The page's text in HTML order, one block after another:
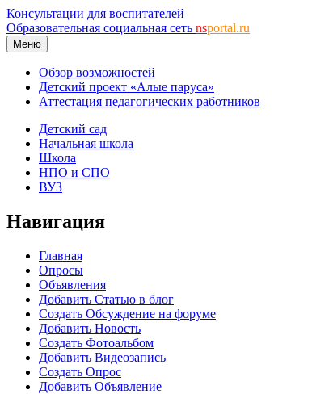
Консультации для воспитателей
Образовательная социальная сеть nsportal.ru
Меню
Обзор возможностей
Детский проект «Алые паруса»
Аттестация педагогических работников
Детский сад
Начальная школа
Школа
НПО и СПО
ВУЗ
Навигация
Главная
Опросы
Объявления
Добавить Статью в блог
Создать Обсуждение на форуме
Добавить Новость
Создать Фотоальбом
Добавить Видеозапись
Создать Опрос
Добавить Объявление